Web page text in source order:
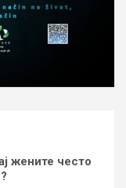
жените често